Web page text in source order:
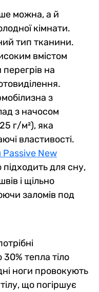
можна, а й
кімнати.
тип тканини.
вмістом
на
з
з начосом
г/м²), яка
властивості.
Passive New
підходить для сну,
і щільно
заломів под
тепла тіло
ноги провокують
що погіршує